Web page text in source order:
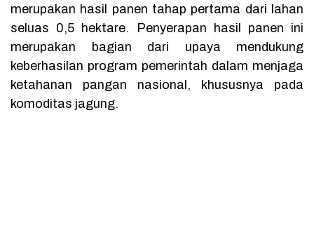
merupakan hasil panen tahap pertama dari lahan
seluas 0,5 hektare. Penyerapan hasil panen ini
merupakan bagian dari upaya mendukung
keberhasilan program pemerintah dalam menjaga
ketahanan pangan nasional, khususnya pada
komoditas jagung.